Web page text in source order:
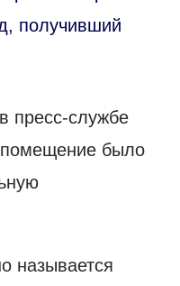
получивший
пресс-службе
было
называется